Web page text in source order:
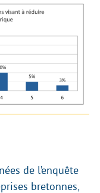
de l’enquête
bretonnes,